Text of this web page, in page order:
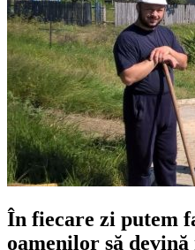
În fiecare zi putem
oamenilor să